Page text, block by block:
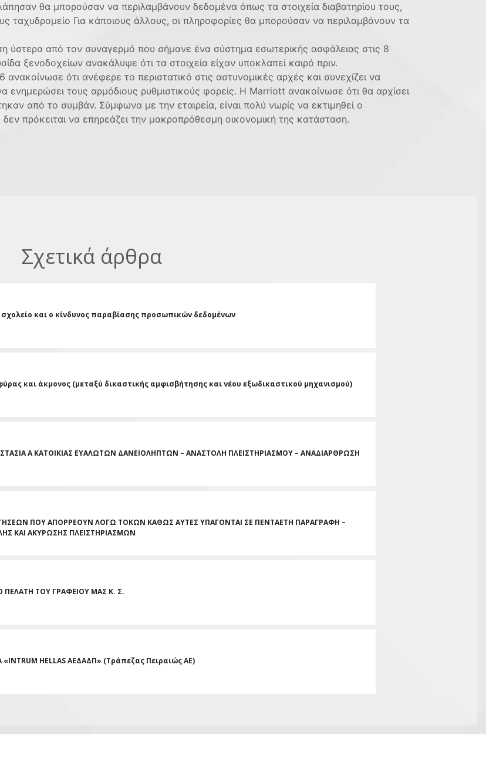
θα μπορούσαν να περιλαμβάνουν δεδομένα όπως τα στοιχεία διαβατηρίου τους,
ταχυδρομείο Για κάποιους άλλους, οι πληροφορίες θα μπορούσαν να περιλαμβάνουν τα
ύστερα από τον συναγερμό που σήμανε ένα σύστημα εσωτερικής ασφάλειας στις 8
ξενοδοχείων ανακάλυψε ότι τα στοιχεία είχαν υποκλαπεί καιρό πριν.
ότι ανέφερε το περιστατικό στις αστυνομικές αρχές και συνεχίζει να
ενημερώσει τους αρμόδιους ρυθμιστικούς φορείς. Η Marriott ανακοίνωσε ότι θα αρχίσει
από το συμβάν. Σύμφωνα με την εταιρεία, είναι πολύ νωρίς να εκτιμηθεί ο
πρόκειται να επηρεάζει την μακροπρόθεσμη οικονομική της κατάσταση.
Σχετικά άρθρα
και ο κίνδυνος παραβίασης προσωπικών δεδομένων
και άκμονος (μεταξύ δικαστικής αμφισβήτησης και νέου εξωδικαστικού μηχανισμού)
Α ΚΑΤΟΙΚΙΑΣ ΕΥΑΛΩΤΩΝ ΔΑΝΕΙΟΛΗΠΤΩΝ – ΑΝΑΣΤΟΛΗ ΠΛΕΙΣΤΗΡΙΑΣΜΟΥ – ΑΝΑΔΙΑΡΘΡΩΣΗ
ΠΟΥ ΑΠΟΡΡΕΟΥΝ ΛΟΓΩ ΤΟΚΩΝ ΚΑΘΩΣ ΑΥΤΕΣ ΥΠΑΓΟΝΤΑΙ ΣΕ ΠΕΝΤΑΕΤΗ ΠΑΡΑΓΡΑΦΗ –
ΚΑΙ ΑΚΥΡΩΣΗΣ ΠΛΕΙΣΤΗΡΙΑΣΜΩΝ
ΤΟΥ ΓΡΑΦΕΙΟΥ ΜΑΣ Κ. Σ.
HELLAS AΕΔΑΔΠ» (Τράπεζας Πειραιώς ΑΕ)